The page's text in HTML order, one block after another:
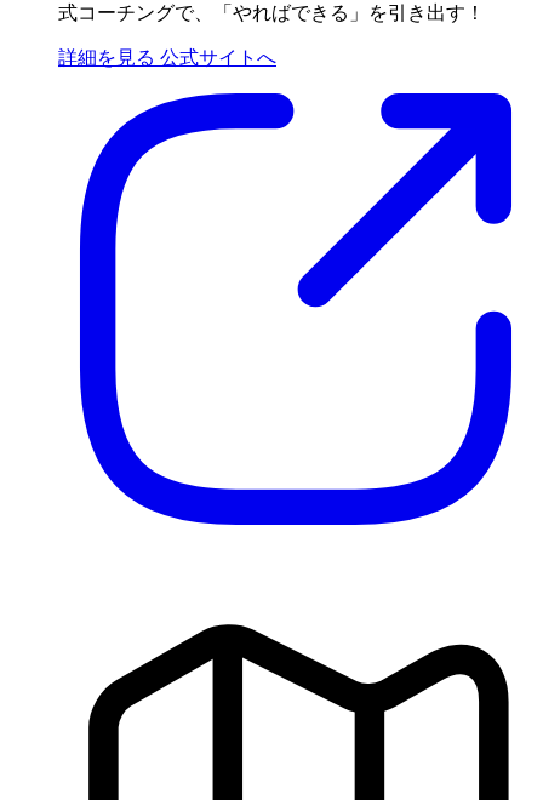
式コーチングで、「やればできる」を引き出す！
詳細を見る 公式サイトへ